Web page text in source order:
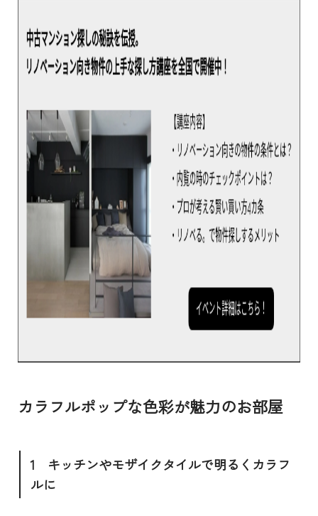
カラフルポップな色彩が魅力のお部屋
1 キッチンやモザイクタイルで明るくカラフ
ルに